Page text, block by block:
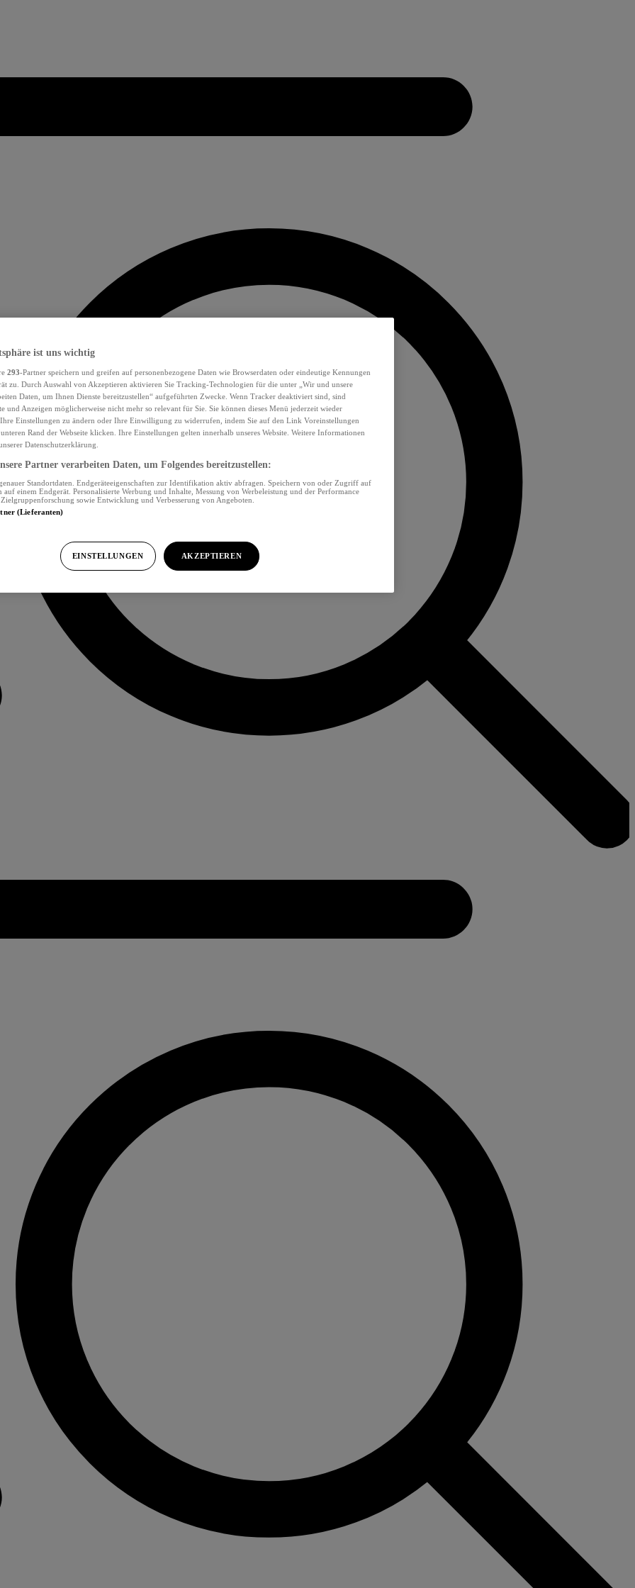
ist uns wichtig
293-Partner speichern und greifen auf personenbezogene Daten wie Browserdaten oder eindeutige Kennungen
zu. Durch Auswahl von Akzeptieren aktivieren Sie Tracking-Technologien für die unter „Wir und unsere
Daten, um Ihnen Dienste bereitzustellen“ aufgeführten Zwecke. Wenn Tracker deaktiviert sind, sind
und Anzeigen möglicherweise nicht mehr so relevant für Sie. Sie können dieses Menü jederzeit wieder
Einstellungen zu ändern oder Ihre Einwilligung zu widerrufen, indem Sie auf den Link Voreinstellungen
Rand der Webseite klicken. Ihre Einstellungen gelten innerhalb unseres Website. Weitere Informationen
Datenschutzerklärung.
Partner verarbeiten Daten, um Folgendes bereitzustellen:
Standortdaten. Endgeräteeigenschaften zur Identifikation aktiv abfragen. Speichern von oder Zugriff auf
einem Endgerät. Personalisierte Werbung und Inhalte, Messung von Werbeleistung und der Performance
sowie Entwicklung und Verbesserung von Angeboten.
(Lieferanten)
EINSTELLUNGEN AKZEPTIEREN